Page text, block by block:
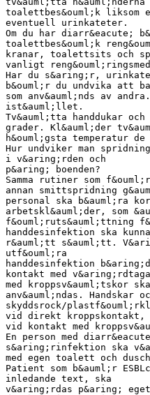
toalettbes&ouml;k
eventuell urinkateter.
Om du har diarr&eacute;
toalettbes&ouml;k
kranar, toalettsits och
vanligt
Har du s&aring;r,
b&ouml;r du undvika att
som anv&auml;nds av
ist&auml;llet.
Tv&auml;tta handdukar
grader. Kl&auml;der
h&ouml;gsta temperatur
Hur undviker man
i v&aring;rden och
p&aring; boenden?
Samma rutiner som
annan smittspridning
personal ska b&auml;ra
arbetskl&auml;der, som
f&ouml;ruts&auml;ttning
handdesinfektion ska
r&auml;tt s&auml;tt.
utf&ouml;ra
handdesinfektion
kontakt med
med kroppsv&auml;tskor
anv&auml;ndas. Handskar
skyddsrock/
vid direkt kroppskontakt,
vid kontakt med
En person med
s&aring;rinfektion ska
med egen toalett och
Patient som b&auml;r
inledande text, ska
v&aring;rdas p&aring;